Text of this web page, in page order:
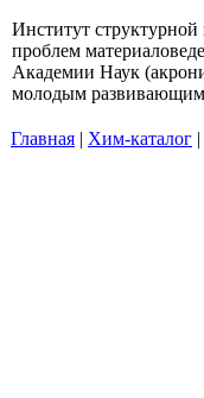
Институт
проблем
Академии Наук
молодым
Главная | Хим-каталог |